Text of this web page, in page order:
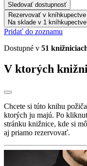
Sledovať dostupnosť
Rezervovať v kníhkupectve
Na sklade v 1 kníhkupectve
Pridať do zoznamu
Dostupné v 51
V ktorých
Chcete si túto knihu
ktorých ju majú. Po
stránku knižnice, kde si
aj priamo rezervovať.